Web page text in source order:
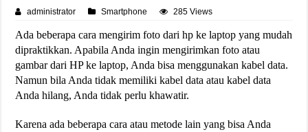
administrator Smartphone 285 Views
Ada beberapa cara mengirim foto dari hp ke laptop yang mudah
dipraktikkan. Apabila Anda ingin mengirimkan foto atau
gambar dari HP ke laptop, Anda bisa menggunakan kabel data.
Namun bila Anda tidak memiliki kabel data atau kabel data
Anda hilang, Anda tidak perlu khawatir.
Karena ada beberapa cara atau metode lain yang bisa Anda